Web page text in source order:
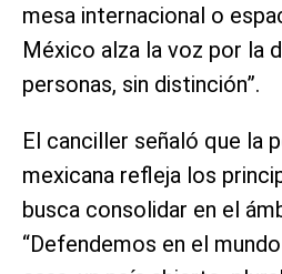
mesa internacional o
México alza la voz por la
personas, sin distinción”.
El canciller señaló que la
mexicana refleja los
busca consolidar en el
“Defendemos en el